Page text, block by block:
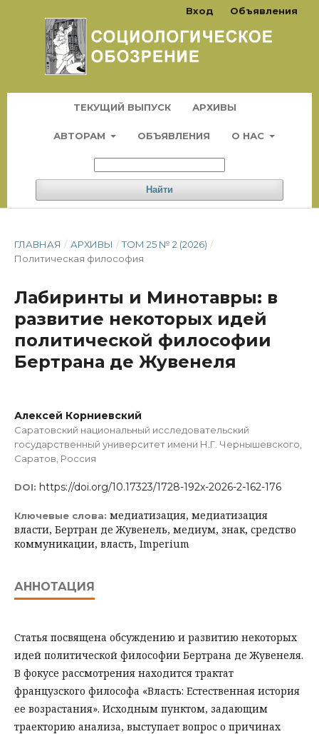
ТЕКУЩИЙ ВЫПУСК АРХИВЫ
АВТОРАМ ОБЪЯВЛЕНИЯ О НАС
Найти
Вход Объявления
ГЛАВНАЯ / АРХИВЫ / ТОМ 25 № 2 (2026) /
Политическая философия
Лабиринты и Минотавры: в
развитие некоторых идей
политической философии
Бертрана де Жувенеля
Алексей Корниевский
Саратовский национальный исследовательский
государственный университет имени Н.Г. Чернышевского,
Саратов, Россия
DOI: https://doi.org/10.17323/1728-192x-2026-2-162-176
Ключевые слова: медиатизация, медиатизация
власти, Бертран де Жувенель, медиум, знак, средство
коммуникации, власть, Imperium
АННОТАЦИЯ
Статья посвящена обсуждению и развитию некоторых
идей политической философии Бертрана де Жувенеля.
В фокусе рассмотрения находится трактат
французского философа «Власть: Естественная история
ее возрастания». Исходным пунктом, задающим
траекторию анализа, выступает вопрос о причинах